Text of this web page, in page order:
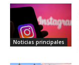
Noticias principales